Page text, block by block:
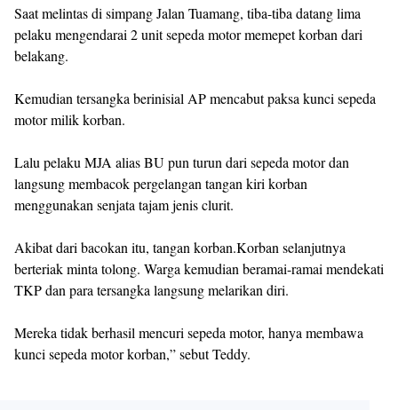
Saat melintas di simpang Jalan Tuamang, tiba-tiba datang lima
pelaku mengendarai 2 unit sepeda motor memepet korban dari
belakang.
Kemudian tersangka berinisial AP mencabut paksa kunci sepeda
motor milik korban.
Lalu pelaku MJA alias BU pun turun dari sepeda motor dan
langsung membacok pergelangan tangan kiri korban
menggunakan senjata tajam jenis clurit.
Akibat dari bacokan itu, tangan korban.Korban selanjutnya
berteriak minta tolong. Warga kemudian beramai-ramai mendekati
TKP dan para tersangka langsung melarikan diri.
Mereka tidak berhasil mencuri sepeda motor, hanya membawa
kunci sepeda motor korban,” sebut Teddy.